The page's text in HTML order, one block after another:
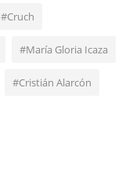
#Cruch
#María Gloria Icaza
#Cristián Alarcón